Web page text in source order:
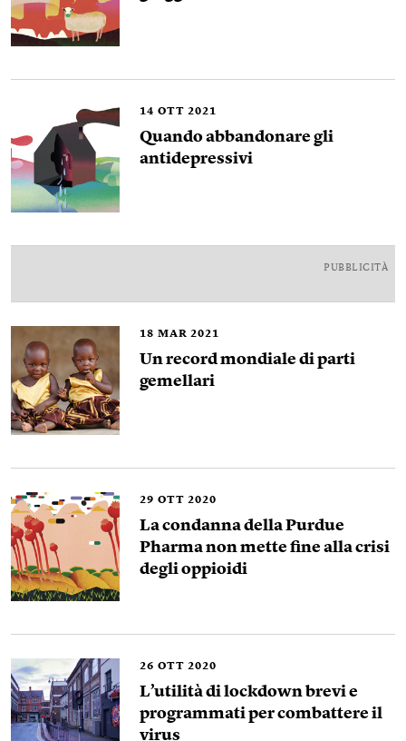
14 OTT 2021
Quando abbandonare gli
antidepressivi
PUBBLICITÀ
18 MAR 2021
Un record mondiale di parti
gemellari
29 OTT 2020
La condanna della Purdue
Pharma non mette fine alla crisi
degli oppioidi
26 OTT 2020
L’utilità di lockdown brevi e
programmati per combattere il
virus